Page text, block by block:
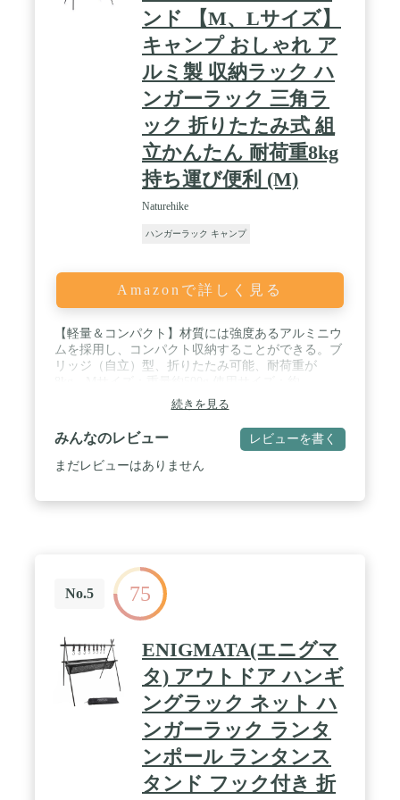
品仕様】材質：アルミニウム合金、展開サイズ約：
W45×L76.5×H69cm、収納サイズ約35×10×6cm、重
量：700ｇ、耐荷重約：12kg、プラスチック製フッ
ク×6、専用収納袋×1【品質保証】ご購入日から1年
間の安心保証が付きますので、万が一商品に不具合
がある場合、無料交換などが可能です。ご遠慮なく
メールで連絡ください。
ンド 【M、Lサイズ】
キャンプ おしゃれ ア
ルミ製 収納ラック ハ
ンガーラック 三角ラ
ック 折りたたみ式 組
立かんたん 耐荷重8kg
持ち運び便利 (M)
Naturehike
ハンガーラック キャンプ
Amazonで詳しく見る
【軽量＆コンパクト】材質には強度あるアルミニウ
ムを採用し、コンパクト収納することができる。ブ
リッジ（自立）型、折りたたみ可能、耐荷重が
49×87.5×74.5cm、収納サイズ:約5.5×7.5×43cm。L：
重量約790g 使用サイズ：約57×95.5×106cm、収納サ
イズ:約6.5×8×44cm。(フック、収納バッグ付き。)焚
き火の近くには設置不可。 / 【耐久性高く】：アル
ミ素材のアウトドアハンガーは、軽量かつコンパク
理器具などの小物は十分にかけられる。ライターな
どを収納、洗濯物を干すなどのことができます。三
脚で支えることで、安定感抜群。 / 【持ち運び便
利、超軽量】収納バッグを追加し、持ち歩きも可
能。折りたたんだら、片手で持てるサイズで、車や
バイクに余裕に積み込むことができます。工具不要
で、組立簡単。 / 【適用シーン】：お釣り、登山、
キャンプ、海水浴場、ピクニック、バーベキューな
どの場合最適！キッチンでミトン・フライパン・
鍋・キッチンバサミなどを吊り下げて便利。おしゃ
れキャンパーに大人気のハンガーラック。
続きを見る
みんなのレビュー レビューを書く
まだレビューはありません
No.5 75
ENIGMATA(エニグマ
タ) アウトドア ハンギ
ングラック ネット ハ
ンガーラック ランタ
ンポール ランタンス
タンド フック付き 折